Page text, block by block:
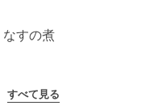
なすの煮
すべて見る